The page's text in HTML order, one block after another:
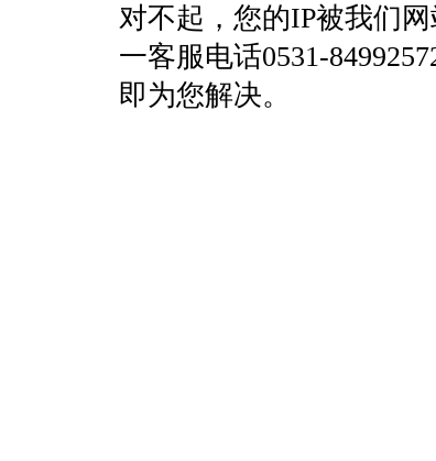
对不起，您的IP被我们
一客服电话0531-
即为您解决。